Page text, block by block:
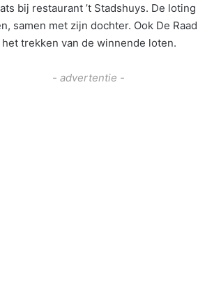
bij restaurant ’t Stadshuys. De
samen met zijn dochter. Ook De
trekken van de winnende loten.
- advertentie -